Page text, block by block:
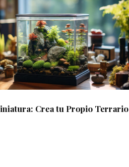
Crea tu Propio Terrario